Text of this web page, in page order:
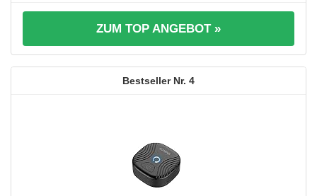
ZUM TOP ANGEBOT »
4